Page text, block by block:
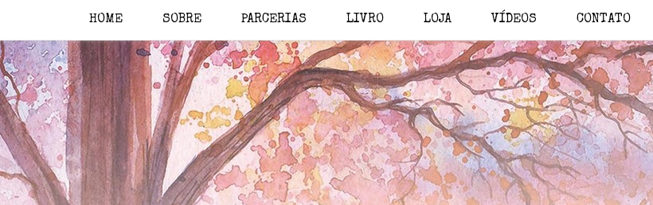
HOME SOBRE PARCERIAS LIVRO LOJA VÍDEOS CONTATO